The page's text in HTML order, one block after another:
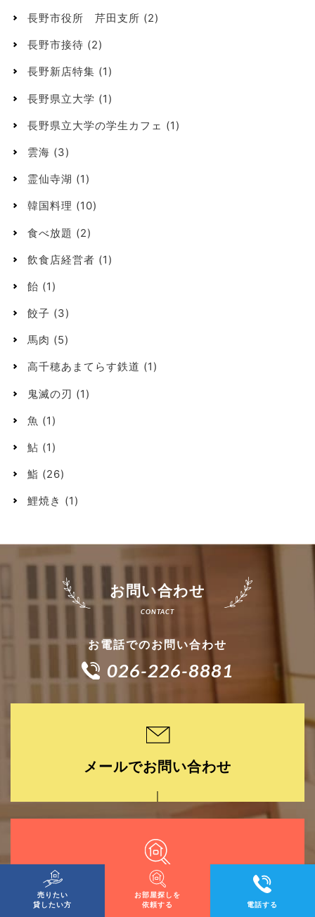
売りたい
貸したい方
お部屋探しを
依頼する
電話する
長野市役所 芹田支所 (2)
長野市接待 (2)
長野新店特集 (1)
長野県立大学 (1)
長野県立大学の学生カフェ (1)
雲海 (3)
霊仙寺湖 (1)
韓国料理 (10)
食べ放題 (2)
飲食店経営者 (1)
飴 (1)
餃子 (3)
馬肉 (5)
高千穂あまてらす鉄道 (1)
鬼滅の刃 (1)
魚 (1)
鮎 (1)
鮨 (26)
鯉焼き (1)
お問い合わせ
お電話でのお問い合わせ
026-226-8881
メールでお問い合わせ
お部屋探しを依頼する